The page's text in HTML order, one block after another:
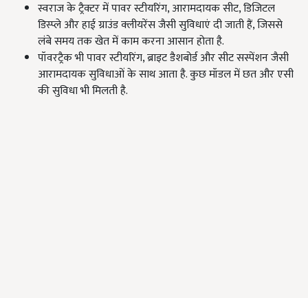
स्वराज के ट्रैक्टर में पावर स्टीयरिंग, आरामदायक सीट, डिजिटल
डिस्प्ले और हाई ग्राउंड क्लीयरेंस जैसी सुविधाएं दी जाती हैं, जिससे
लंबे समय तक खेत में काम करना आसान होता है.
पॉवरट्रैक भी पावर स्टीयरिंग, ब्राइट डैशबोर्ड और सीट सस्पेंशन जैसी
आरामदायक सुविधाओं के साथ आता है. कुछ मॉडल में छत और एसी
की सुविधा भी मिलती है.